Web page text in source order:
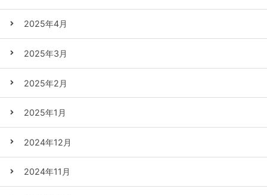
2025年4月
2025年3月
2025年2月
2025年1月
2024年12月
2024年11月